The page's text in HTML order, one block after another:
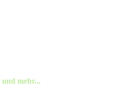
und mehr...